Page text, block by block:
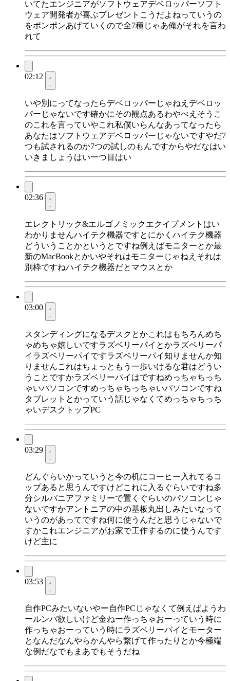
いてたエンジニアがソフトウェアデベロッパーソフト
ウェア開発者が喜ぶプレゼントこうだよねっていうの
をポンポンあげていくので全7種じゃあ俺がそれを言わ
れて
02:12
いや別にってなったらデベロッパーじゃねえデベロッ
パーじゃないです確かにその観点あるわやべえそうこ
のこれを言っていやこれ私僕いらんなあってなったら
あなたはソフトウェアデベロッパーじゃないですやだ7
つも試されるのか7つの試しのもんですからやだなはい
いきましょうはい一つ目はい
02:36
エレクトリック&エルゴノミックエクイプメントはい
わかりませんハイテク機器ですとにかくハイテク機器
どういうことかというとですね例えばモニターとか最
新のMacBookとかいやそれはモニターじゃねえそれは
別枠ですねハイテク機器だとマウスとか
03:00
スタンディングになるデスクとかこれはもちろんめち
ゃめちゃ嬉しいですラズベリーパイとかラズベリーパ
イラズベリーパイですラズベリーパイ知りませんか知
りませんこれはちょっともう一歩いけるな君はどうい
うことですかラズベリーパイはですねめっちゃちっち
ゃいパソコンですめっちゃちっちゃいパソコンですね
タブレットとかっていう話じゃなくてめっちゃちっち
ゃいデスクトップPC
03:29
どんぐらいかっていうと今の机にコーヒー入れてるコ
ップあると思うんですけどこれに入るぐらいですね多
分シルバニアファミリーで置くぐらいのパソコンじゃ
ないですかアントニアの中の基板丸出しみたいなって
いうのがあってですね何に使うんだと思うじゃないで
すかこれエンジニアがお家で工作するのに使うんです
けど主に
03:53
自作PCみたいないやー自作PCじゃなくて例えばようわ
ールンバ欲しいけど金ねー作っちゃおーっていう時に
作っちゃおーっていう時にラズベリーパイとモーター
となんだなんやらかんやら繋げて作ったりとか今極端
な例だなでもまあでもそうだね